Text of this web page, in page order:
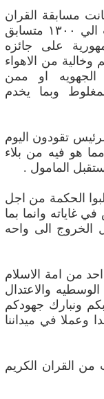
مسابقة القران
الكريم لهذا العام أكبر دفعة حيث وصلت الي ١٣٠٠ متسابق
على جائزه
من الاهواء
الجهويه او ممن
وبما يخدم
تقودون اليوم
هو فيه من بلاء
المامول .
الحكمة من اجل
غاياته وانما بما
الخروج الى واحه
من امة الاسلام
والاعتدال
ونبارك جهودكم
وعملا في ميداننا
من القران الكريم